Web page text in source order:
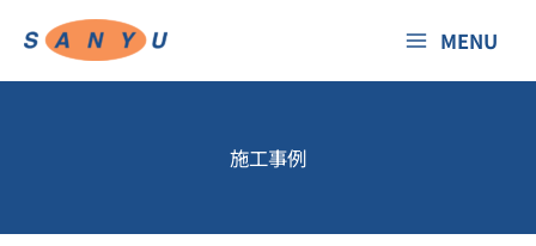
を
MENU
施工事例